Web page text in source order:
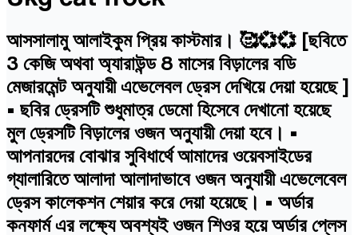
আসসালামু আলাইকুম প্রিয় কাস্টমার। 🥰💞💞 [ছবিতে
3 কেজি অথবা অ্যারাউন্ড 8 মাসের বিড়ালের বডি
মেজারমেন্ট অনুযায়ী এভেলেবল ড্রেস দেখিয়ে দেয়া হয়েছে ]
• ছবির ড্রেসটি শুধুমাত্র ডেমো হিসেবে দেখানো হয়েছে
মুল ড্রেসটি বিড়ালের ওজন অনুযায়ী দেয়া হবে। •
আপনারদের বোঝার সুবিধার্থে আমাদের ওয়েবসাইডের
গ্যালারিতে আলাদা আলাদাভাবে ওজন অনুযায়ী এভেলেবেল
ড্রেস কালেকশন শেয়ার করে দেয়া হয়েছে। • অর্ডার
কনফার্ম এর লক্ষ্যে অবশ্যই ওজন শিওর হয়ে অর্ডার প্লেস